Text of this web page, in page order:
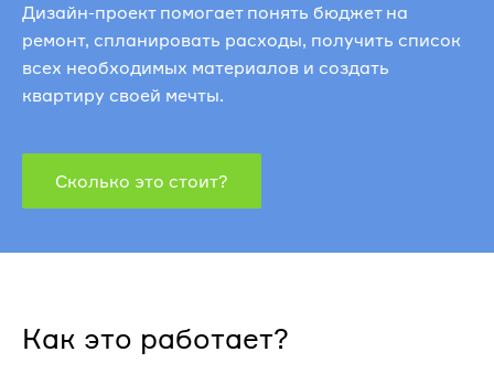
Дизайн-проект помогает понять бюджет на
ремонт, спланировать расходы, получить список
всех необходимых материалов и создать
квартиру своей мечты.
Сколько это стоит?
Как это работает?